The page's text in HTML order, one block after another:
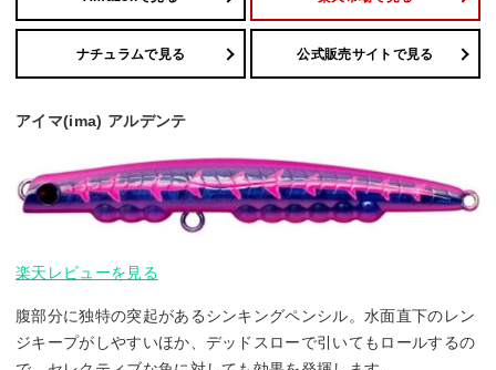
ナチュラムで見る 公式販売サイトで見る
アイマ(ima) アルデンテ
楽天レビューを見る
腹部分に独特の突起があるシンキングペンシル。水面直下のレン
ジキープがしやすいほか、デッドスローで引いてもロールするの